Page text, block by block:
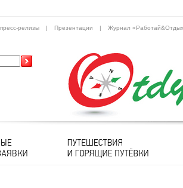
релизы | Презентации | Журнал